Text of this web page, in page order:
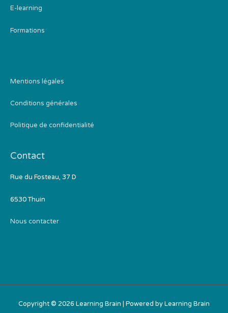
E-learning
Formations
Mentions légales
Conditions générales
Politique de confidentialité
Contact
Rue du Fosteau, 37 D
6530 Thuin
Nous contacter
Copyright © 2026 Learning Brain | Powered byLearning Brain